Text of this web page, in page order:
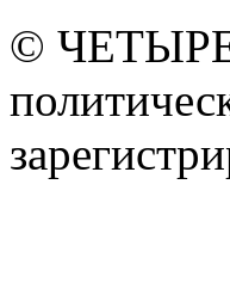
© ЧЕТЫРЕ